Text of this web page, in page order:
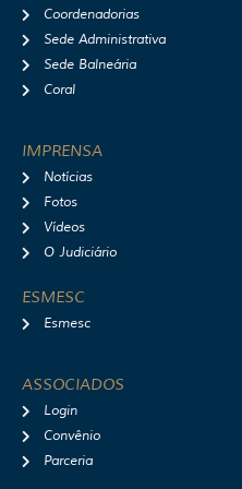
Coordenadorias
Sede Administrativa
Sede Balneária
Coral
IMPRENSA
Notícias
Fotos
Vídeos
O Judiciário
ESMESC
Esmesc
ASSOCIADOS
Login
Convênio
Parceria